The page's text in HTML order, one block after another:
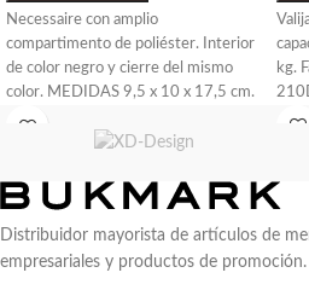
Necessaire con amplio
compartimento de poliéster. Interior
de color negro y cierre del mismo
color. MEDIDAS 9,5 x 10 x 17,5 cm.
kg.
Distribuidor mayorista de artículos de
empresariales y productos de promoción.